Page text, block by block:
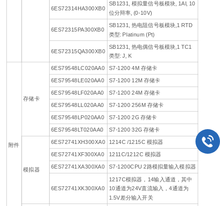
6ES72314HA300XB0
SB1231, 模拟量信号板模块, 1AI, 10
位分辩率, (0-10V)
6ES72315PA300XB0
SB1231, 热电阻信号板模块,1 RTD
类型: Platinum (Pt)
6ES72315QA300XB0
SB1231, 热电偶信号板模块,1 TC1
类型: J, K
附件
存储卡
6ES79548LC020AA0
S7-1200 4M 存储卡
6ES79548LE020AA0
S7-1200 12M 存储卡
6ES79548LF020AA0
S7-1200 24M 存储卡
6ES79548LL020AA0
S7-1200 256M 存储卡
6ES79548LP020AA0
S7-1200 2G 存储卡
6ES79548LT020AA0 S7-1200 32G 存储卡
模拟器
6ES72741XH300XA0 1214C /1215C 模拟器
6ES72741XF300XA0
1211C/1212C 模拟器
6ES72741XA300XA0
S7-1200CPU 2路模拟量输入模拟器
6ES72741XK300XA0
1217C模拟器，14输入通道，其中
10通道为24V直流输入，4通道为
1.5V差分输入开关